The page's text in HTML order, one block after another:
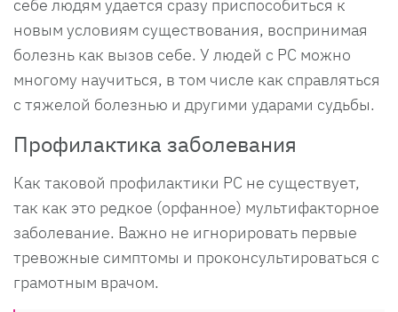
себе людям удается сразу приспособиться к
новым условиям существования, воспринимая
болезнь как вызов себе. У людей с РС можно
многому научиться, в том числе как справляться
с тяжелой болезнью и другими ударами судьбы.
Профилактика заболевания
Как таковой профилактики РС не существует,
так как это редкое (орфанное) мультифакторное
заболевание. Важно не игнорировать первые
тревожные симптомы и проконсультироваться с
грамотным врачом.